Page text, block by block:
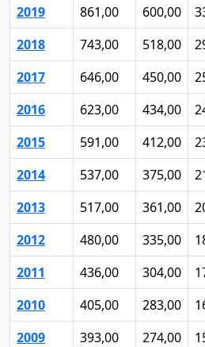
2019
861,00 600,00
2018
743,00 518,00
2017
646,00 450,00
2016
623,00 434,00
2015
591,00 412,00
2014
537,00 375,00
2013
517,00 361,00
2012
480,00 335,00
2011
436,00 304,00
2010
405,00 283,00
2009
393,00 274,00